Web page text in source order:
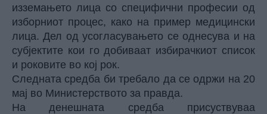
изземањето лица со специфични професии од
изборниот процес, како на пример медицински
лица. Дел од усогласувањето се однесува и на
субјектите кои го добиваат избирачкиот список
и роковите во кој рок.
Следната средба би требало да се одржи на 20
мај во Министерството за правда.
На денешната средба присуствуваа